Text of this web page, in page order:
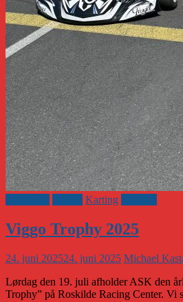
Karting
Viggo Trophy 2025
24. juni 202524. juni 2025 Michael
Lørdag den 19. juli afholder ASK den
Trophy” på Roskilde Racing Center. Vi